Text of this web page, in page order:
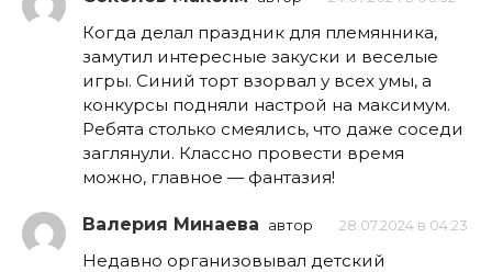
Когда делал праздник для племянника,
замутил интересные закуски и веселые
игры. Синий торт взорвал у всех умы, а
конкурсы подняли настрой на максимум.
Ребята столько смеялись, что даже соседи
заглянули. Классно провести время
можно, главное — фантазия!
Валерия Минаева автор 28.07.2024 в 04:23
Недавно организовывал детский